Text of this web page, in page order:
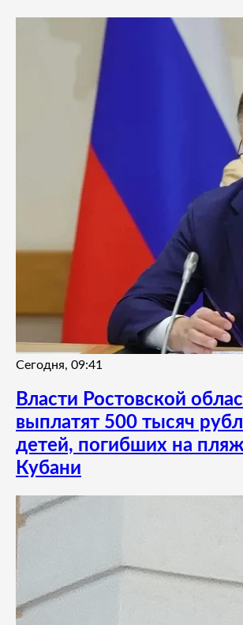
Сегодня, 09:41
Власти Ростовской
выплатят 500 тысяч
детей, погибших на
Кубани